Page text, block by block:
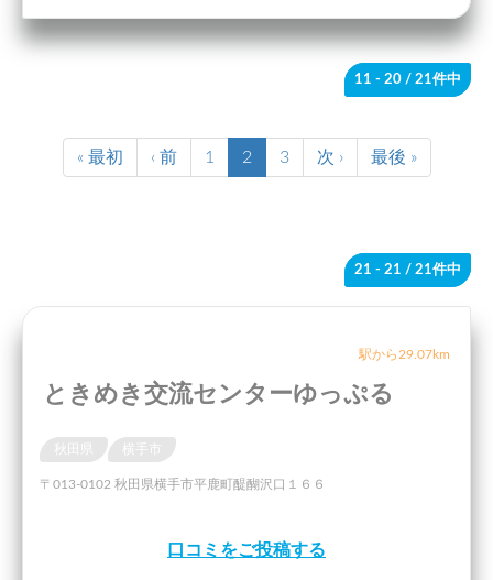
11 - 20 / 21件中
« 最初 ‹ 前 1 2 3 次 › 最後 »
21 - 21 / 21件中
駅から29.07km
ときめき交流センターゆっぷる
〒013-0102 秋田県横手市平鹿町醍醐沢口１６６
口コミをご投稿する